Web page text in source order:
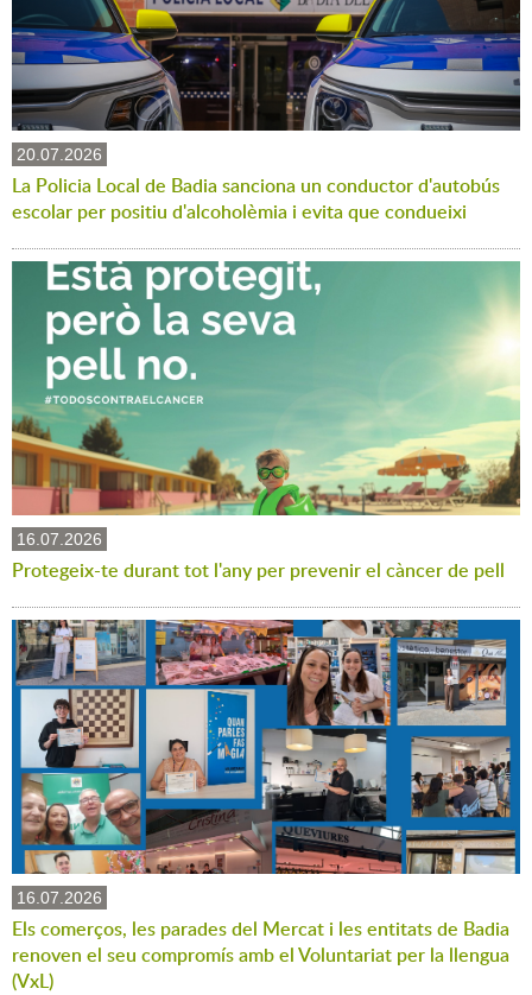
20.07.2026
La Policia Local de Badia sanciona un conductor d'autobús
escolar per positiu d'alcoholèmia i evita que condueixi
16.07.2026
Protegeix-te durant tot l'any per prevenir el càncer de pell
16.07.2026
Els comerços, les parades del Mercat i les entitats de Badia
renoven el seu compromís amb el Voluntariat per la llengua
(VxL)